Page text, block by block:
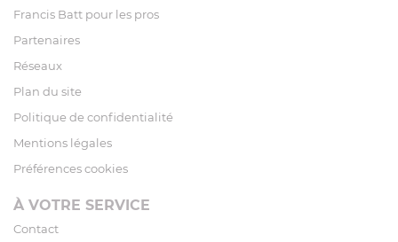
Francis Batt pour les pros
Partenaires
Réseaux
Plan du site
Politique de confidentialité
Mentions légales
Préférences cookies
À VOTRE SERVICE
Contact